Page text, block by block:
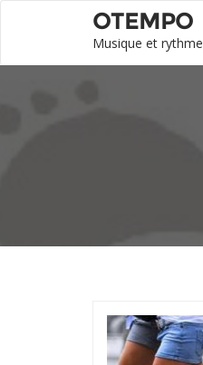
OTEMPO
Musique et rythme